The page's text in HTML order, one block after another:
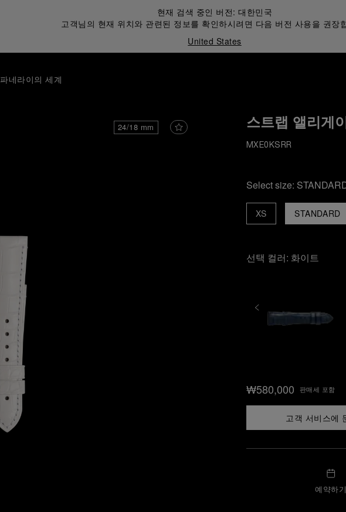
현재 검색 중인 버전:대한민국
고객님의 현재 위치와 관련된 정보를 확인하시려면 다음 버전 사용을 권장
United States
파네라이의 세계
24/18 mm 스트랩 앨리게
MXE0KSRR
Select size:
STANDARD
XS
선택 컬러: 화이트
₩580,000 판매세 포함
고객 서비스에
예약하